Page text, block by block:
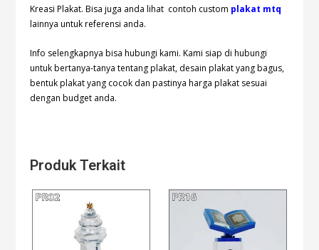
Kreasi Plakat. Bisa juga anda lihat contoh custom plakat mtq
lainnya untuk referensi anda.
Info selengkapnya bisa hubungikami. Kami siap di hubungi
untuk bertanya-tanya tentang plakat, desain plakat yang bagus,
bentuk plakat yang cocok dan pastinya harga plakat sesuai
dengan budget anda.
Produk Terkait